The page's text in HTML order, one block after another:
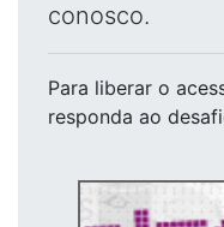
conosco.
Para liberar o
responda ao